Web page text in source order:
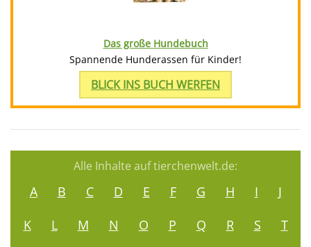
Das große Hundebuch
Spannende Hunderassen für Kinder!
BLICK INS BUCH WERFEN
Alle Inhalte auf tierchenwelt.de:
A B C D E F G H I
J
K
L M N O P Q R S
T